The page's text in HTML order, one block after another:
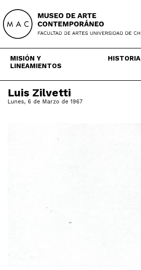
content
MISIÓN Y
LINEAMIENTOS
HISTORIA
Luis Zilvetti
Lunes, 6 de Marzo de 1967